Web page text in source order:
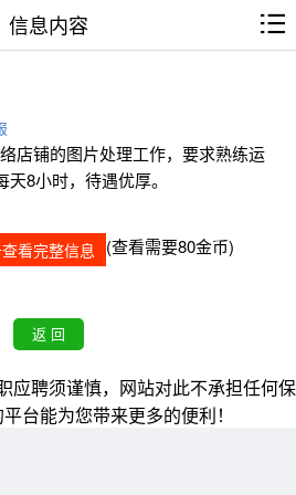
信息内容
店铺的图片处理工作，要求熟练运
8小时，待遇优厚。
看完整信息 (查看需要80金币)
应聘须谨慎，网站对此不承担任何保
台能为您带来更多的便利！